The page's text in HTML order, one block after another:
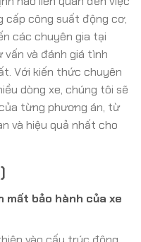
cấp công suất động cơ,
các chuyên gia tại
và đánh giá tình
Với kiến thức chuyên
dòng xe, chúng tôi sẽ
từng phương án, từ
và hiệu quả nhất cho
mất bảo hành của xe